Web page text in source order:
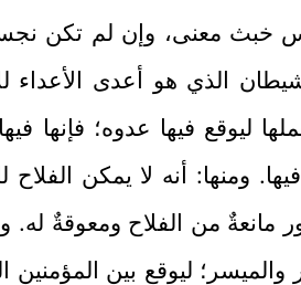
خبث معنى، وإن لم تكن نجسة
الذي هو أعدى الأعداء
ليوقع فيها عدوه؛ فإنها
ومنها: أنه لا يمكن الفلاح
مانعةٌ من الفلاح ومعوقةٌ له.
ليوقع بين المؤمنين